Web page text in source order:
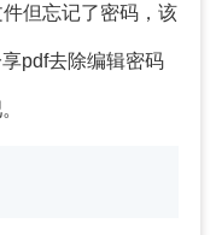
但忘记了密码，该
pdf去除编辑密码